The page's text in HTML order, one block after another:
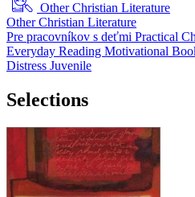
Other Christian Literature
Other Christian Literature
Pre pracovníkov s deťmi Practical
Everyday Reading Motivational
Distress Juvenile
Selections